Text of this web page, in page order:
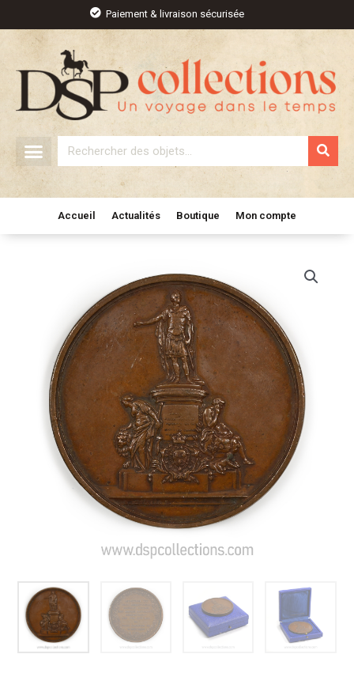
contenu
Paiement & livraison sécurisée
Rechercher
Accueil Actualités Boutique Mon compte